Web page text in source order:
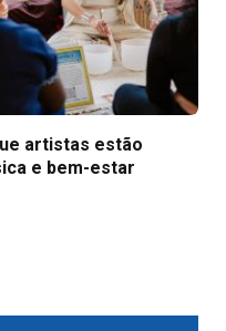
artistas estão
e bem-estar